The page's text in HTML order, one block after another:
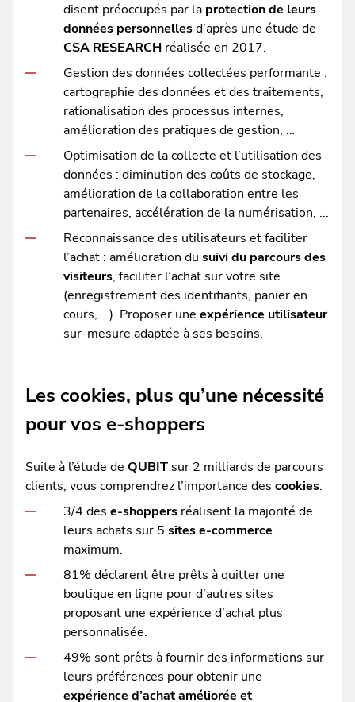
disent préoccupés par la protection de leurs
données personnellesd’après une étude de
CSA RESEARCH réalisée en 2017.
Gestion des données collectées performante :
cartographie des données et des traitements,
rationalisation des processus internes,
amélioration des pratiques de gestion, …
Optimisation de la collecte et l’utilisation des
données : diminution des coûts de stockage,
amélioration de la collaboration entre les
partenaires, accélération de la numérisation, ...
Reconnaissance des utilisateurs et faciliter
l’achat : amélioration du suivi du parcours des
visiteurs, faciliter l’achat sur votre site
(enregistrement des identifiants, panier en
cours, …). Proposer une expérience utilisateur
sur-mesure adaptée à ses besoins.
Les cookies, plus qu’une nécessité
pour vos e-shoppers
Suite à l’étude de QUBIT sur 2 milliards de parcours
clients, vous comprendrez l’importance des cookies.
3/4 des e-shoppers réalisent la majorité de
leurs achats sur 5 sites e-commerce
maximum.
81% déclarent être prêts à quitter une
boutique en ligne pour d’autres sites
proposant une expérience d’achat plus
personnalisée.
49% sont prêts à fournir des informations sur
leurs préférences pour obtenir une
expérience d’achat améliorée et